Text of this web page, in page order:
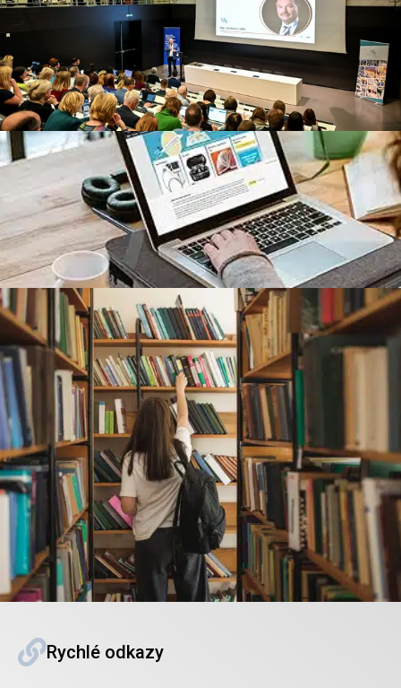
Rychlé odkazy